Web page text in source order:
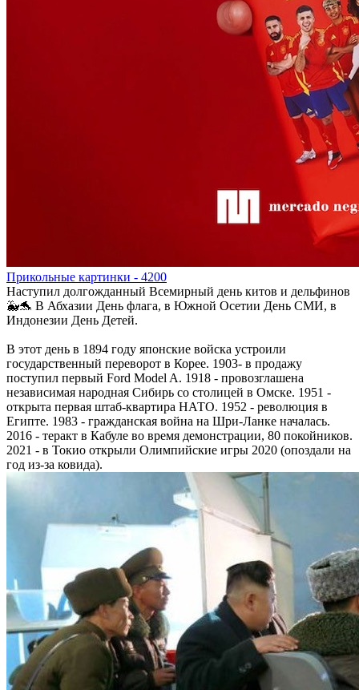
Прикольные картинки - 4200
Наступил долгожданный Всемирный день китов и дельфинов
🐳🐬 В Абхазии День флага, в Южной Осетии День СМИ, в
Индонезии День Детей.
В этот день в 1894 году японские войска устроили
государственный переворот в Корее. 1903- в продажу
поступил первый Ford Model A. 1918 - провозглашена
независимая народная Сибирь со столицей в Омске. 1951 -
открыта первая штаб-квартира НАТО. 1952 - революция в
Египте. 1983 - гражданская война на Шри-Ланке началась.
2016 - теракт в Кабуле во время демонстрации, 80 покойников.
2021 - в Токио открыли Олимпийские игры 2020 (опоздали на
год из-за ковида).